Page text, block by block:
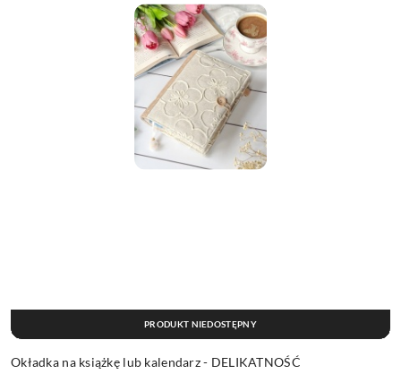
Okładka na książkę lub kalendarz - DELIKATNOŚĆ
PRODUKT NIEDOSTĘPNY